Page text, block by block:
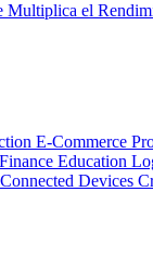
Multiplica el
E-Commerce
Finance Education
Connected Devices